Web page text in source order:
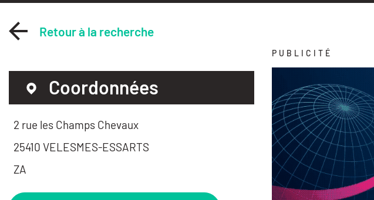
Retour à la recherche
Coordonnées
2 rue les Champs Chevaux
25410 VELESMES-ESSARTS
ZA
PUBLICITÉ